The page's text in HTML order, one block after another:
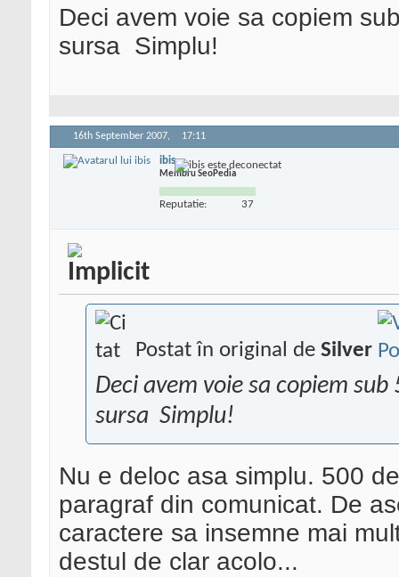
Deci avem voie sa copiem
sursa Simplu!
16th September 2007, 17:11
ibis
Membru SeoPedia
Reputatie: 37
Postat în original de Silver
Deci avem voie sa copiem
sursa Simplu!
Nu e deloc asa simplu. 500
paragraf din comunicat. De
caractere sa insemne mai
destul de clar acolo...